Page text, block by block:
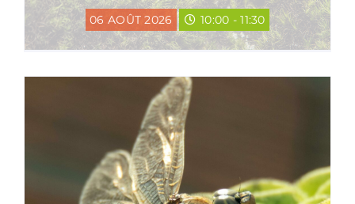
06 AOÛT 2026 10:00 - 11:30